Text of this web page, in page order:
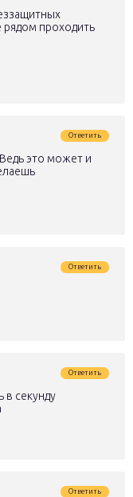
рядом проходить
Ответить
это может и
Ответить
Ответить
в секунду
Ответить